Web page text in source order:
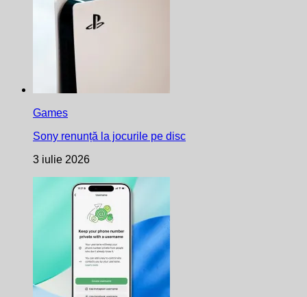
Games
Sony renunță la jocurile pe disc
3 iulie 2026